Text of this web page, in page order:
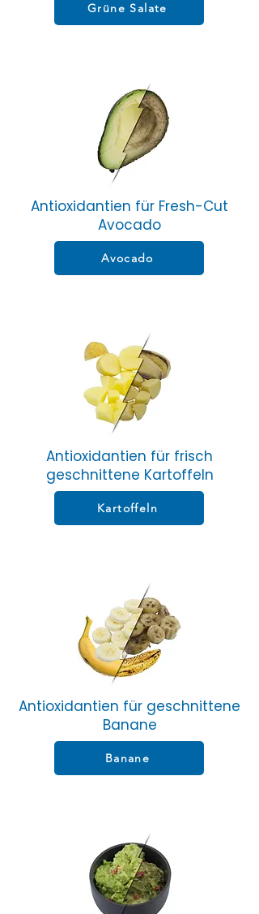
Grüne Salate
Antioxidantien für Fresh-Cut
Avocado
Avocado
Antioxidantien für frisch
geschnittene Kartoffeln
Kartoffeln
Antioxidantien für geschnittene
Banane
Banane